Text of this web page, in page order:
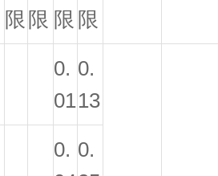
限 限 限 限
0.
01
0.
13
0. 0.